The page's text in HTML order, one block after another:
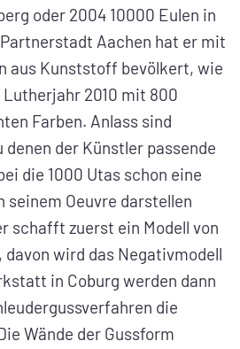
oder 2004 10000 Eulen in
Aachen hat er mit
aus Kunststoff bevölkert, wie
2010 mit 800
Farben. Anlass sind
der Künstler passende
die 1000 Utas schon eine
seinem Oeuvre darstellen
schafft zuerst ein Modell von
wird das Negativmodell
in Coburg werden dann
die
Wände der Gussform